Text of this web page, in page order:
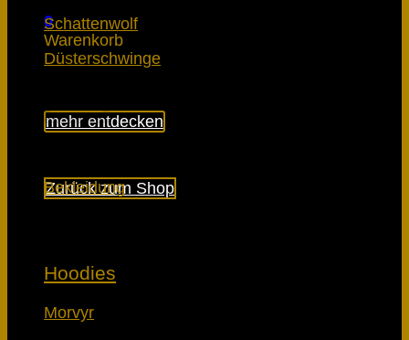
0
Warenkorb
Zurück zum Shop
Schattenwolf
Düsterschwinge
mehr entdecken
Bekleidung
Hoodies
Morvyr